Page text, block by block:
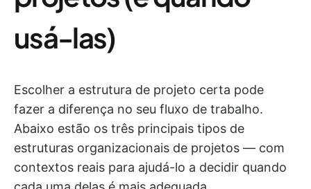
usá-las)
Escolher a estrutura de projeto certa pode
fazer a diferença no seu fluxo de trabalho.
Abaixo estão os três principais tipos de
estruturas organizacionais de projetos — com
contextos reais para ajudá-lo a decidir quando